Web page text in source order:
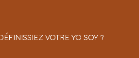
VOTRE YO SOY ?